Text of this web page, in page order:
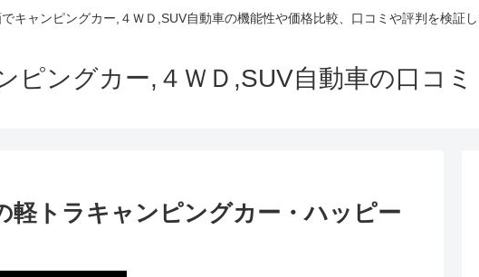
キャンピングカー,４ＷＤ,SUV自動車の機能性や価格比較、口コミや評判を検証し
ピングカー,４ＷＤ,SUV自動車の口コ
軽トラキャンピングカー・ハッピー